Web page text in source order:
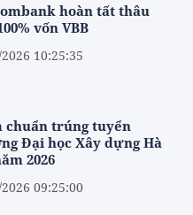
hoàn tất thâu
vốn VBB
10:25:35
chuẩn trúng tuyển
Đại học Xây dựng Hà
2026
09:25:00